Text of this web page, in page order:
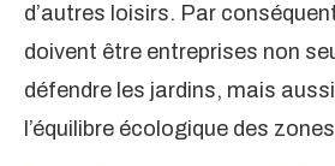
d’autres loisirs. Par
doivent être entreprises non
défendre les jardins, mais
l’équilibre écologique des